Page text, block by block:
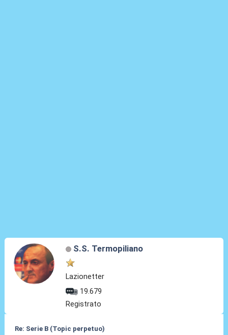
S.S. Termopiliano
Lazionetter
19.679
Registrato
Re: Serie B (Topic perpetuo)